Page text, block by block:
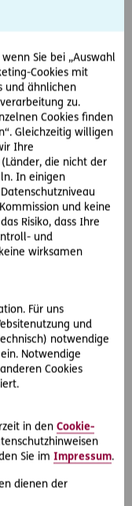
Sie bei „Auswahl
Cookies mit
und ähnlichen
zu.
Cookies finden
Gleichzeitig willigen
Ihre
die nicht der
In einigen
und keine
Risiko, dass Ihre
und
wirksamen
Für uns
und
notwendige
Notwendige
Cookies
in den Cookie-
Sie im Impressum.
dienen der
ihn – nur mehr
schwerhörige
mit dem Kopf in
oder
L.´s Nase
vom
Wunde genäht
ist, hängt
die
überspannt
eines Tieres
sein müssen, die zu
etwa nervöses
er für
um einen Hund
der